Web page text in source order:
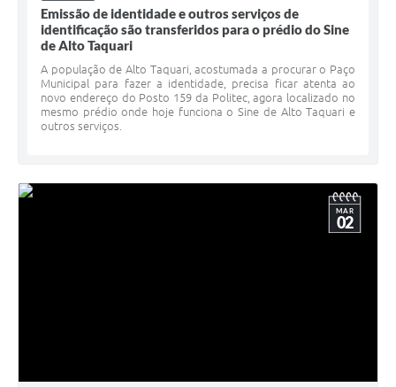
Emissão de identidade e outros serviços de
identificação são transferidos para o prédio do Sine
de Alto Taquari
A população de Alto Taquari, acostumada a procurar o Paço
Municipal para fazer a identidade, precisa ficar atenta ao
novo endereço do Posto 159 da Politec, agora localizado no
mesmo prédio onde hoje funciona o Sine de Alto Taquari e
outros serviços.
MAR
02